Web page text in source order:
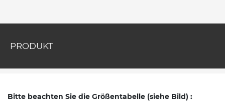
PRODUKT
Bitte beachten Sie die Größentabelle (siehe Bild) :